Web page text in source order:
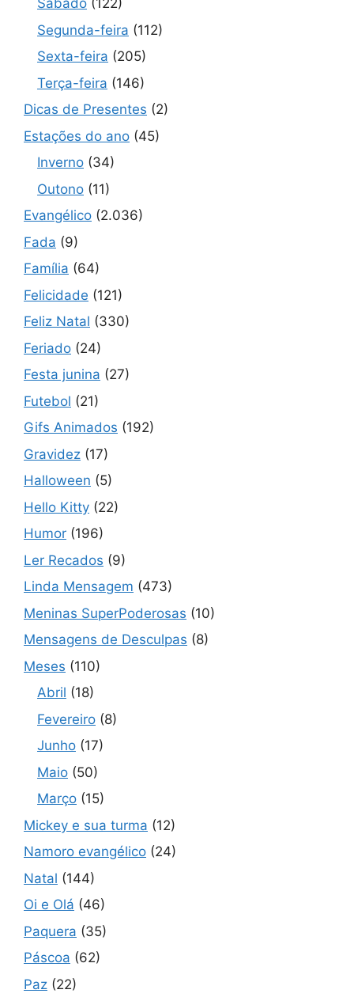
Sábado (122)
Segunda-feira (112)
Sexta-feira (205)
Terça-feira (146)
Dicas de Presentes (2)
Estações do ano (45)
Inverno (34)
Outono (11)
Evangélico (2.036)
Fada (9)
Família (64)
Felicidade (121)
Feliz Natal (330)
Feriado (24)
Festa junina (27)
Futebol (21)
Gifs Animados (192)
Gravidez (17)
Halloween (5)
Hello Kitty (22)
Humor (196)
Ler Recados (9)
Linda Mensagem (473)
Meninas SuperPoderosas (10)
Mensagens de Desculpas (8)
Meses (110)
Abril (18)
Fevereiro (8)
Junho (17)
Maio (50)
Março (15)
Mickey e sua turma (12)
Namoro evangélico (24)
Natal (144)
Oi e Olá (46)
Paquera (35)
Páscoa (62)
Paz (22)